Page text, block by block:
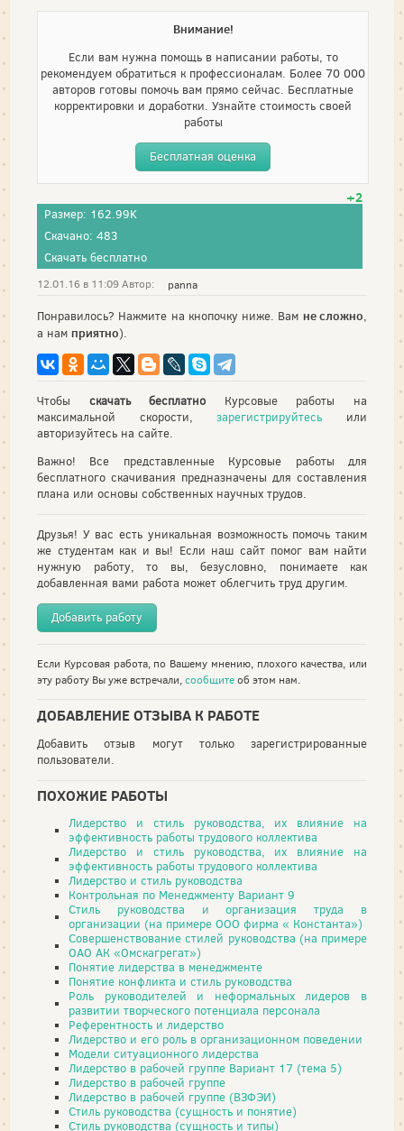
Внимание!
Если вам нужна помощь в написании работы, то
рекомендуем обратиться к профессионалам. Более 70 000
авторов готовы помочь вам прямо сейчас. Бесплатные
корректировки и доработки. Узнайте стоимость своей
работы
Бесплатная оценка
+2
Размер: 162.99K
Скачано: 483
Скачать бесплатно
12.01.16 в 11:09 Автор: panna
Понравилось? Нажмите на кнопочку ниже. Вам не сложно,
а нам приятно).
Чтобы скачать бесплатно Курсовые работы на
максимальной скорости,зарегистрируйтесь или
авторизуйтесь на сайте.
Важно! Все представленные Курсовые работы для
бесплатного скачивания предназначены для составления
плана или основы собственных научных трудов.
Друзья! У вас есть уникальная возможность помочь таким
же студентам как и вы! Если наш сайт помог вам найти
нужную работу, то вы, безусловно, понимаете как
добавленная вами работа может облегчить труд другим.
Добавить работу
Если Курсовая работа, по Вашему мнению, плохого качества, или
эту работу Вы уже встречали,сообщитеоб этом нам.
ДОБАВЛЕНИЕ ОТЗЫВА К РАБОТЕ
Добавить отзыв могут только зарегистрированные
пользователи.
ПОХОЖИЕ РАБОТЫ
Лидерство и стиль руководства, их влияние на
эффективность работы трудового коллектива
Лидерство и стиль руководства, их влияние на
эффективность работы трудового коллектива
Лидерство и стиль руководства
Контрольная по Менеджменту Вариант 9
Стиль руководства и организация труда в
организации (на примере ООО фирма « Константа»)
Совершенствование стилей руководства (на примере
ОАО АК «Омскагрегат»)
Понятие лидерства в менеджменте
Понятие конфликта и стиль руководства
Роль руководителей и неформальных лидеров в
развитии творческого потенциала персонала
Референтность и лидерство
Лидерство и его роль в организационном поведении
Модели ситуационного лидерства
Лидерство в рабочей группе Вариант 17 (тема 5)
Лидерство в рабочей группе
Лидерство в рабочей группе (ВЗФЭИ)
Стиль руководства (сущность и понятие)
Стиль руководства (сущность и типы)